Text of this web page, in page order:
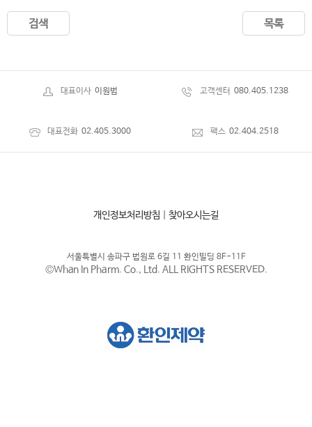
검색 목록
대표이사 이원범 고객센터 080.405.1238
대표전화 02.405.3000 팩스 02.404.2518
개인정보처리방침 찾아오시는길
서울특별시 송파구 법원로 6길 11 환인빌딩 8F-11F
©Whan In Pharm. Co., Ltd. ALL RIGHTS RESERVED.